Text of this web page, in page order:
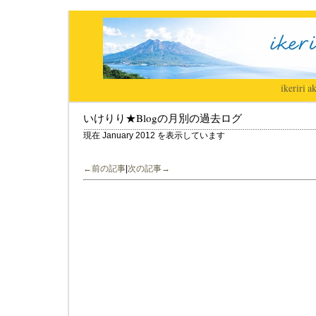
ikeriri|
いけりり★Blogの月別の過去ログ
現在 January 2012 を表示しています
←前の記事 次の記事→